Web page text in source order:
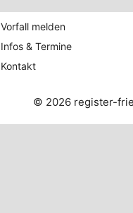
Vorfall melden
Infos & Termine
Kontakt
© 2026 register-